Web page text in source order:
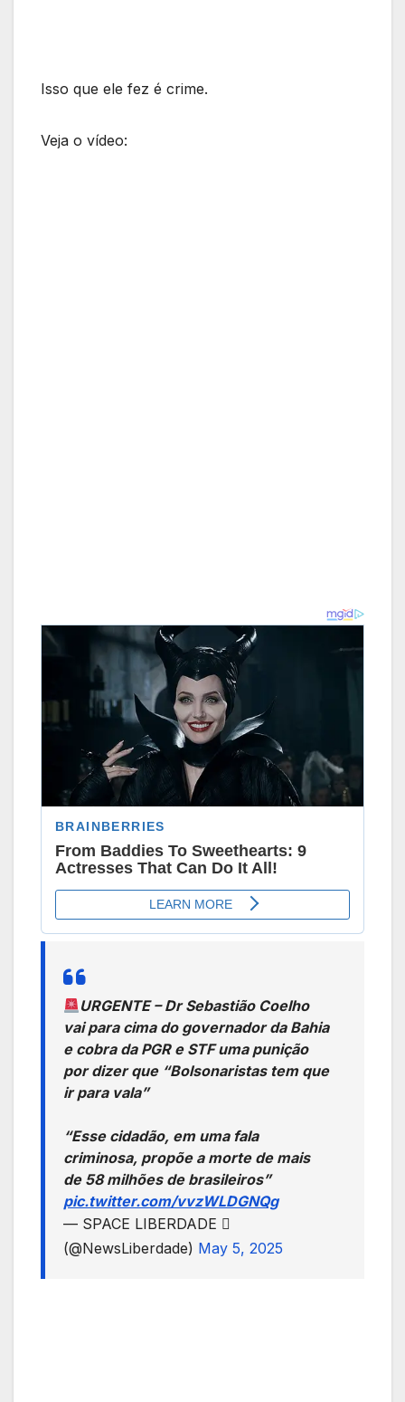
Isso que ele fez é crime.
Veja o vídeo:
URGENTE – Dr Sebastião Coelho
vai para cima do governador da Bahia
e cobra da PGR e STF uma punição
por dizer que “Bolsonaristas tem que
ir para vala”
“Esse cidadão, em uma fala
criminosa, propõe a morte de mais
de 58 milhões de brasileiros”
pic.twitter.com/vvzWLDGNQg
— SPACE LIBERDADE 
(@NewsLiberdade) May 5, 2025